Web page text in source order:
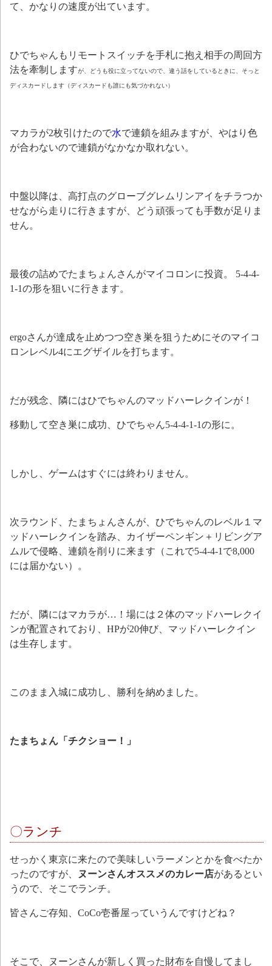
て、かなりの速度が出ています。
ひでちゃんもリモートスイッチを手札に抱え相手の周回方
法を牽制しますが、どうも役に立ってないので、違う話をしているときに、そっと
ディスカードします（ディスカードも誰にも気づかれない）
マカラが2枚引けたので水で連鎖を組みますが、やはり色
が合わないので連鎖がなかなか取れない。
中盤以降は、高打点のグローブグレムリンアイをチラつか
せながら走りに行きますが、どう頑張っても手数が足りま
せん。
最後の詰めでたまちょんさんがマイコロンに投資。 5-4-4-
1-1の形を狙いに行きます。
ergoさんが達成を止めつつ空き巣を狙うためにそのマイコ
ロンレベル4にエグザイルを打ちます。
だが残念、隣にはひでちゃんのマッドハーレクインが！
移動して空き巣に成功、ひでちゃん5-4-4-1-1の形に。
しかし、ゲームはすぐには終わりません。
次ラウンド、たまちょんさんが、ひでちゃんのレベル１マ
ッドハーレクインを踏み、カイザーペンギン＋リビングア
ムルで侵略、連鎖を削りに来ます（これで5-4-4-1で8,000
には届かない）。
だが、隣にはマカラが…！場には２体のマッドハーレクイ
ンが配置されており、HPが20伸び、マッドハーレクイン
は生存します。
このまま入城に成功し、勝利を納めました。
たまちょん「チクショー！」
〇ランチ
せっかく東京に来たので美味しいラーメンとかを食べたか
ったのですが、
ヌーンさんオススメのカレー店があるとい
うので、そこでランチ。
皆さんご存知、CoCo壱番屋っていうんですけどね？
そこで、ヌーンさんが新しく買った財布を自慢してまし